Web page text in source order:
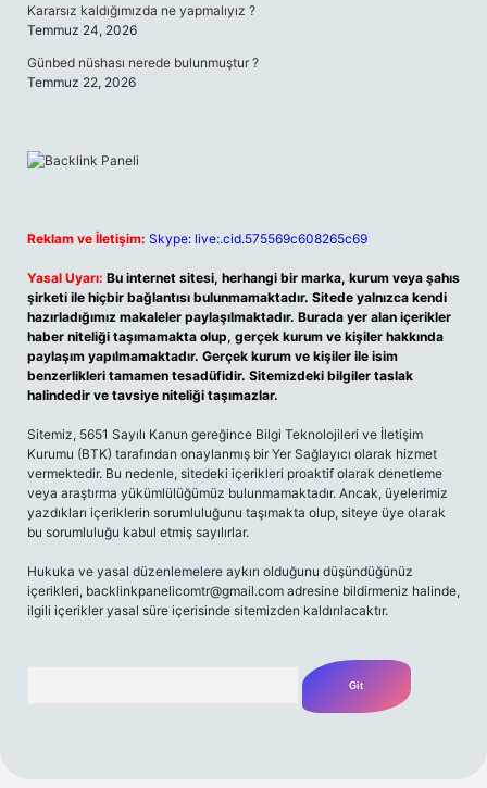
Kararsız kaldığımızda ne yapmalıyız ?
Temmuz 24, 2026
Günbed nüshası nerede bulunmuştur ?
Temmuz 22, 2026
Reklam ve İletişim: Skype: live:.cid.575569c608265c69
Yasal Uyarı: Bu internet sitesi, herhangi bir marka, kurum veya şahıs
şirketi ile hiçbir bağlantısı bulunmamaktadır. Sitede yalnızca kendi
hazırladığımız makaleler paylaşılmaktadır. Burada yer alan içerikler
haber niteliği taşımamakta olup, gerçek kurum ve kişiler hakkında
paylaşım yapılmamaktadır. Gerçek kurum ve kişiler ile isim
benzerlikleri tamamen tesadüfidir. Sitemizdeki bilgiler taslak
halindedir ve tavsiye niteliği taşımazlar.
Sitemiz, 5651 Sayılı Kanun gereğince Bilgi Teknolojileri ve İletişim
Kurumu (BTK) tarafından onaylanmış bir Yer Sağlayıcı olarak hizmet
vermektedir. Bu nedenle, sitedeki içerikleri proaktif olarak denetleme
veya araştırma yükümlülüğümüz bulunmamaktadır. Ancak, üyelerimiz
yazdıkları içeriklerin sorumluluğunu taşımakta olup, siteye üye olarak
bu sorumluluğu kabul etmiş sayılırlar.
Hukuka ve yasal düzenlemelere aykırı olduğunu düşündüğünüz
içerikleri, backlinkpanelicomtr@gmail.com adresine bildirmeniz halinde,
ilgili içerikler yasal süre içerisinde sitemizden kaldırılacaktır.